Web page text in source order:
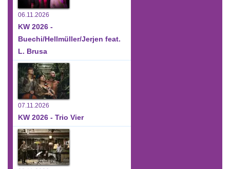
06.11.2026
KW 2026 -
Buechi/Hellmüller/Jerjen feat.
L. Brusa
07.11.2026
KW 2026 - Trio Vier